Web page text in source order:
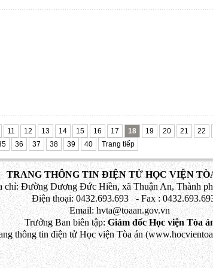
11 12 13 14 15 16 17 18 19 20 21 22
36 37 38 39 40 Trang tiếp
TRANG THÔNG TIN ĐIỆN TỬ HỌC VIỆN
chỉ: Đường Dương Đức Hiền, xã Thuận An, Thành
Điện thoại: 0432.693.693 - Fax :
Email: hvta@toaan.gov.vn
Trưởng Ban biên tập:Giám đốc Học viện Tòa
thông tin điện tử Học viện Tòa án